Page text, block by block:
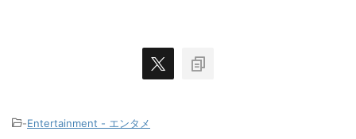
-Entertainment - エンタメ